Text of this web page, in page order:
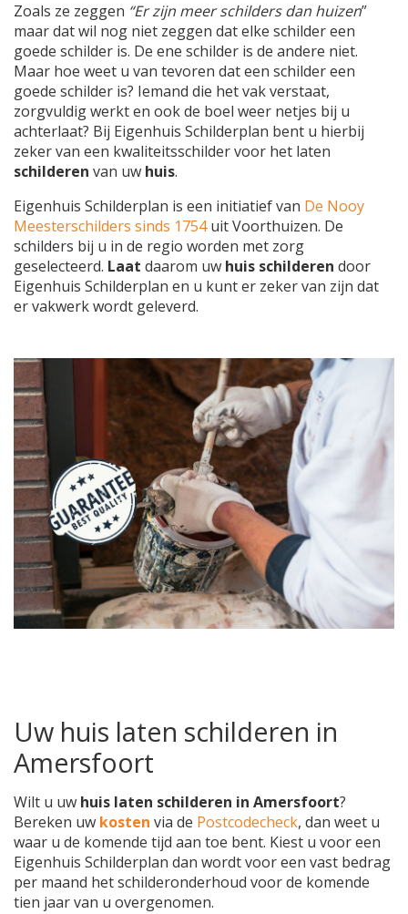
Zoals ze zeggen “Er zijn meer schilders dan huizen”
maar dat wil nog niet zeggen dat elke schilder een
goede schilder is. De ene schilder is de andere niet.
Maar hoe weet u van tevoren dat een schilder een
goede schilder is? Iemand die het vak verstaat,
zorgvuldig werkt en ook de boel weer netjes bij u
achterlaat? Bij Eigenhuis Schilderplan bent u hierbij
zeker van een kwaliteitsschilder voor het laten
schilderen van uw huis.
Eigenhuis Schilderplan is een initiatief van De Nooy
Meesterschilders sinds 1754uit Voorthuizen. De
schilders bij u in de regio worden met zorg
geselecteerd. Laat daarom uw huis schilderen door
Eigenhuis Schilderplan en u kunt er zeker van zijn dat
er vakwerk wordt geleverd.
Uw huis laten schilderen in
Amersfoort
Wilt u uw huis laten schilderen in Amersfoort?
Bereken uw kosten via de Postcodecheck, dan weet u
waar u de komende tijd aan toe bent. Kiest u voor een
Eigenhuis Schilderplan dan wordt voor een vast bedrag
per maand het schilderonderhoud voor de komende
tien jaar van u overgenomen.